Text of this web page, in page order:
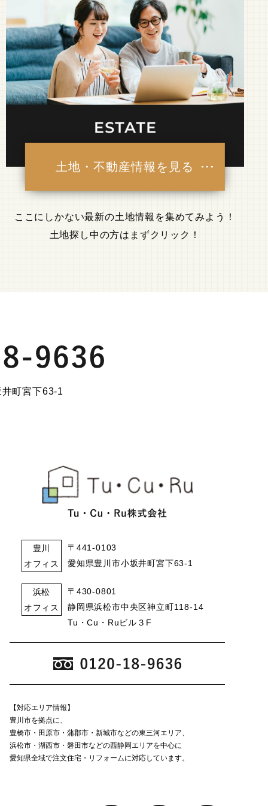
土地・不動産情報を見る
ここにしかない最新の土地情報を集めてみよう！
土地探し中の方はまずクリック！
町宮下63-1
豊川
オフィス
〒441-0103
愛知県豊川市小坂井町宮下63-1
浜松
オフィス
〒430-0801
静岡県浜松市中央区神立町118-14
Tu・Cu・Ruビル３F
【対応エリア情報】
豊川市を拠点に、
豊橋市・田原市・蒲郡市・新城市などの東三河エリア、
浜松市・湖西市・磐田市などの西静岡エリアを中心に
愛知県全域で注文住宅・リフォームに対応しています。